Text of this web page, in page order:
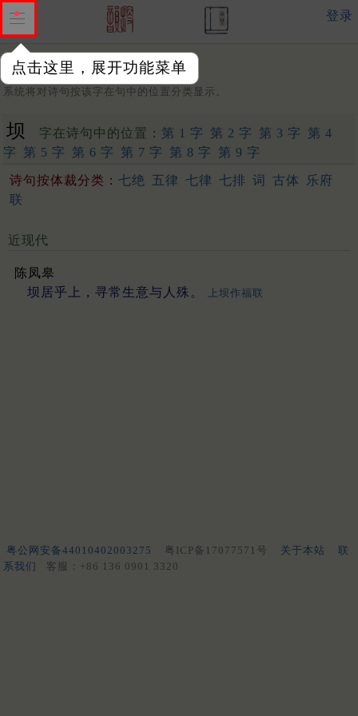
点击这里，展开功能菜单
登录
字：
系统将对诗句按该字在句中的位置分类显示。
坝 字在诗句中的位置： 第 1 字 第 2 字 第 3 字
第 4
字
第 5 字 第 6 字 第 7 字 第 8 字 第 9 字
诗句按体裁分类： 七绝 五律 七律 七排 词 古体
乐府
联
近现代
陈凤皋
坝居乎上，寻常生意与人殊。
上坝作福联
粤公网安备44010402003275 粤ICP备17077571号 关于本站
联
系我们
客服：+86 136 0901 3320